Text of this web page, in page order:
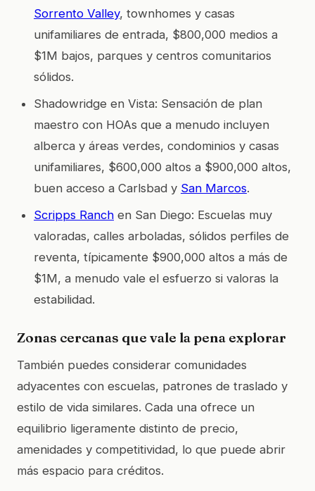
Sorrento Valley, townhomes y casas
unifamiliares de entrada, $800,000 medios a
$1M bajos, parques y centros comunitarios
sólidos.
Shadowridge en Vista: Sensación de plan
maestro con HOAs que a menudo incluyen
alberca y áreas verdes, condominios y casas
unifamiliares, $600,000 altos a $900,000 altos,
buen acceso a Carlsbad y San Marcos.
Scripps Ranch en San Diego: Escuelas muy
valoradas, calles arboladas, sólidos perfiles de
reventa, típicamente $900,000 altos a más de
$1M, a menudo vale el esfuerzo si valoras la
estabilidad.
Zonas cercanas que vale la pena explorar
También puedes considerar comunidades
adyacentes con escuelas, patrones de traslado y
estilo de vida similares. Cada una ofrece un
equilibrio ligeramente distinto de precio,
amenidades y competitividad, lo que puede abrir
más espacio para créditos.